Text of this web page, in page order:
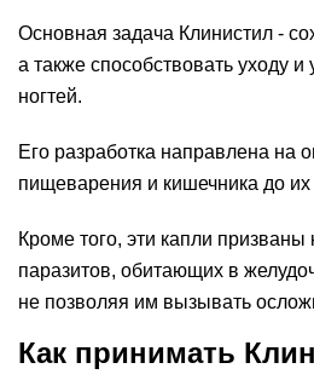
Основная задача Клинистил -
а также способствовать уходу
ногтей.
Его разработка направлена на
пищеварения и кишечника до
Кроме того, эти капли призваны
паразитов, обитающих в
не позволяя им вызывать
Как принимать